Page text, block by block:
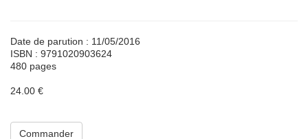
Date de parution : 11/05/2016
ISBN : 9791020903624
480 pages
24.00 €
Commander